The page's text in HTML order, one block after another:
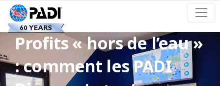
Profits « hors de l’eau »
: comment les PADI